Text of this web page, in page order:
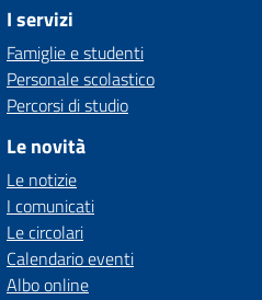
I servizi
Famiglie e studenti
Personale scolastico
Percorsi di studio
Le novità
Le notizie
I comunicati
Le circolari
Calendario eventi
Albo online